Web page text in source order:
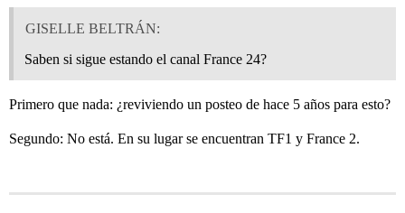
GISELLE BELTRÁN:
Saben si sigue estando el canal France 24?
Primero que nada: ¿reviviendo un posteo de hace 5 años para esto?
Segundo: No está. En su lugar se encuentran TF1 y France 2.